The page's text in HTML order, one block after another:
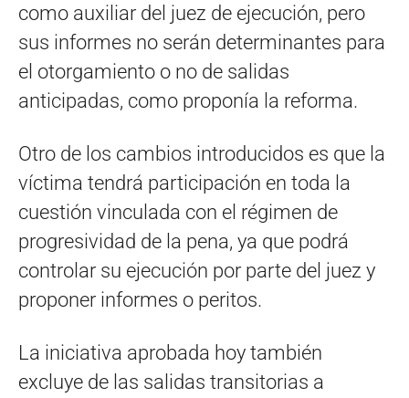
como auxiliar del juez de ejecución, pero
sus informes no serán determinantes para
el otorgamiento o no de salidas
anticipadas, como proponía la reforma.
Otro de los cambios introducidos es que la
víctima tendrá participación en toda la
cuestión vinculada con el régimen de
progresividad de la pena, ya que podrá
controlar su ejecución por parte del juez y
proponer informes o peritos.
La iniciativa aprobada hoy también
excluye de las salidas transitorias a